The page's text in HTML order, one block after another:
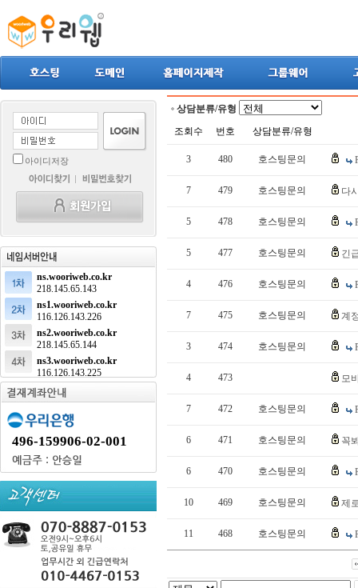
아이디저장
ns.wooriweb.co.kr
218.145.65.143
ns1.wooriweb.co.kr
116.126.143.226
ns2.wooriweb.co.kr
218.145.65.144
ns3.wooriweb.co.kr
116.126.143.225
496-159906-02-001
상담분류/유형
조회수
번호 상담분류/유형
3 480 호스팅문의
7 479 호스팅문의 다
5 478 호스팅문의
5 477 호스팅문의 긴
4 476 호스팅문의
7 475 호스팅문의 계
3 474 호스팅문의
4 473 모
7 472 호스팅문의
6 471 호스팅문의 꼭
6 470 호스팅문의
10 469 호스팅문의 제
11 468 호스팅문의